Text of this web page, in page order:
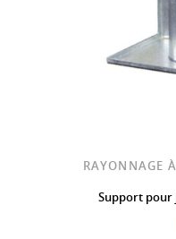
RAYONNAGE
Support pour